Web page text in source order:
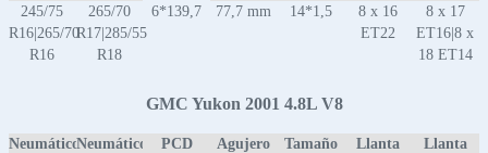
245/75
R16|265/70
R16
265/70
R17|285/55
R18
6*139,7 77,7 mm 14*1,5
8 x 16
ET22
8 x 17
ET16|8 x
18 ET14
GMC Yukon 2001 4.8L V8
NeumáticoNeumático
PCD
Agujero
Tamaño
Llanta
Llanta